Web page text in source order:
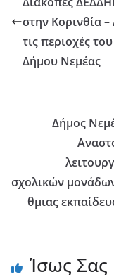
στην Κορινθία –
τις περιοχές του
Δήμου Νεμέας
Δήμος
σχολικών
θμιας
Ίσως Σας